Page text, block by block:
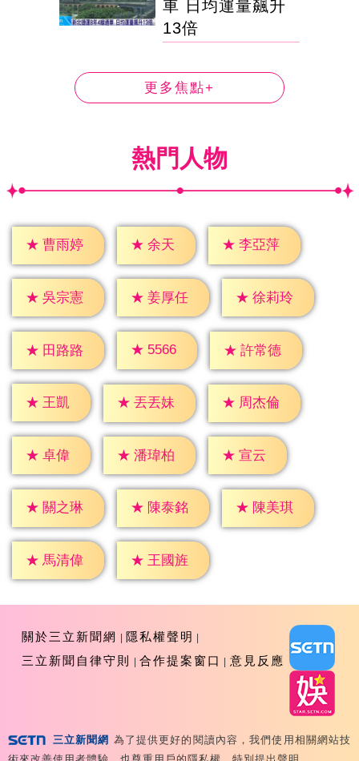
車 日均運量飆升
13倍
更多焦點+
熱門人物
★ 曹雨婷 ★ 余天 ★ 李亞萍
★ 吳宗憲 ★ 姜厚任 ★ 徐莉玲
★ 田路路 ★ 5566 ★ 許常德
★ 王凱 ★ 丟丟妹 ★ 周杰倫
★ 卓偉 ★ 潘瑋柏 ★ 宣云
★ 關之琳 ★ 陳泰銘 ★ 陳美琪
★ 馬清偉 ★ 王國旌
關於三立新聞網
隱私權聲明
三立新聞自律守則
合作提案窗口 意見反應
三立新聞網 為了提供更好的閱讀內容，我們使用相關網站技
術來改善使用者體驗，也尊重用戶的隱私權，特別提出聲明。